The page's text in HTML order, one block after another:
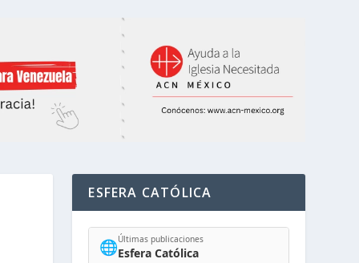
ESFERA CATÓLICA
🌐Últimas publicaciones
Esfera Católica